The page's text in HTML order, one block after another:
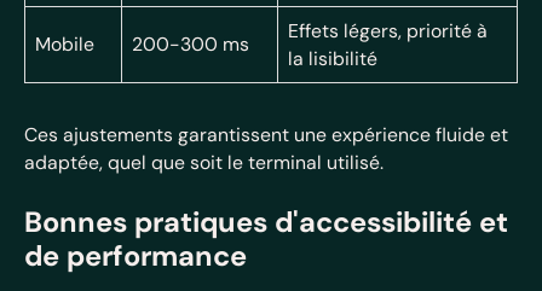
Mobile 200-300 ms
Effets légers, priorité à
la lisibilité
Ces ajustements garantissent une expérience fluide et
adaptée, quel que soit le terminal utilisé.
Bonnes pratiques d'accessibilité et
de performance